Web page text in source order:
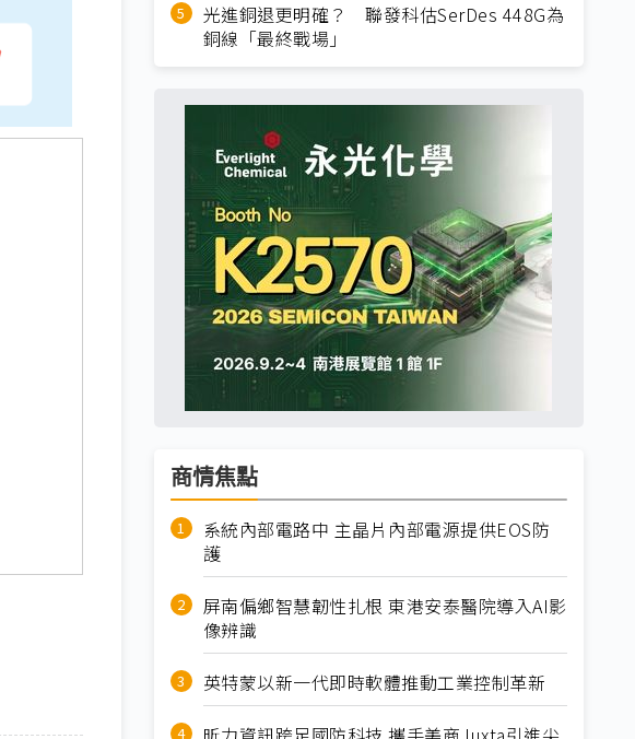
光進銅退更明確？ 聯發科估SerDes 448G為
銅線「最終戰場」
商情焦點
系統內部電路中 主晶片內部電源提供EOS防
護
屏南偏鄉智慧韌性扎根 東港安泰醫院導入AI影
像辨識
英特蒙以新一代即時軟體推動工業控制革新